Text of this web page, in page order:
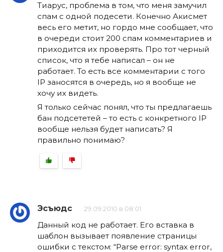
Тиарус, проблема в том, что меня замучил
спам с одной подесети. Конечно Акисмет
весь его метит, но гордо мне сообщает, что
в очереди стоит 200 спам комментариев и
приходится их проверять. Про тот черный
список, что я тебе написал – он не
работает. То есть все комментарии с того
IP заносятся в очередь, но я вообще не
хочу их видеть.
Я только сейчас понял, что ты предлагаешь
бан подсететей – то есть с конкретного IP
вообще нельзя будет написать? Я
правильно понимаю?
Эсъюдс 29.09.2010 в 08:01
Данный код не работает. Его вставка в
шаблон вызывает появление страницы
ошибки с текстом: “Parse error: syntax error,